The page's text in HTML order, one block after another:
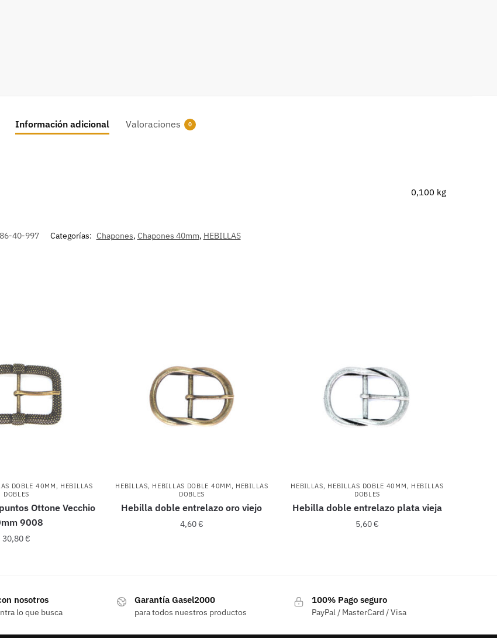
Información adicional Valoraciones 0
0,100 kg
40-997 Categorías: Chapones, Chapones 40mm, HEBILLAS
DOBLE 40MM , HEBILLAS
DOBLES
Ottone Vecchio
9008
30,80€
HEBILLAS, HEBILLAS DOBLE 40MM , HEBILLAS
DOBLES
Hebilla doble entrelazo oro viejo
4,60€
HEBILLAS, HEBILLAS DOBLE 40MM , HEBILLAS
DOBLES
Hebilla doble entrelazo plata vieja
5,60€
nosotros
lo que busca
Garantía Gasel2000
para todos nuestros productos
100% Pago seguro
PayPal / MasterCard / Visa